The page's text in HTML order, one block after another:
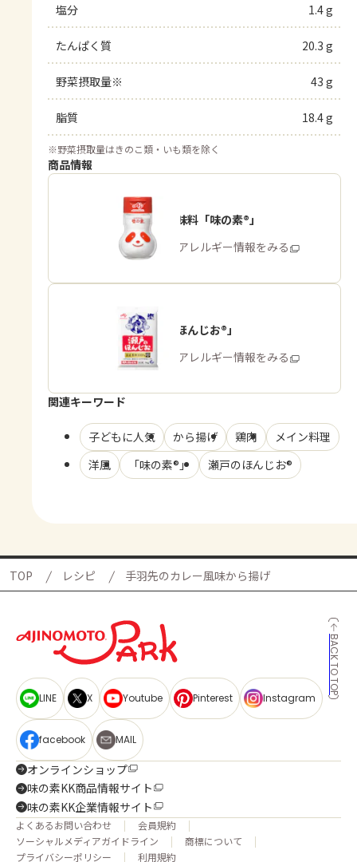
塩分 1.4 g
たんぱく質 20.3 g
野菜摂取量※ 43 g
脂質 18.4 g
※野菜摂取量はきのこ類・いも類を除く
商品情報
うま味調味料「味の素®」
商品・アレルギー情報をみる
「瀬戸のほんじお®」
商品・アレルギー情報をみる
関連キーワード
子どもに人気 から揚げ 鶏肉
メイン料理
洋風
「味の素®」 瀬戸のほんじお®
TOP レシピ 手羽先のカレー風味から揚げ
BACK TO TOP
LINE X Youtube Pinterest Instagram
facebook MAIL
オンラインショップ
味の素KK商品情報サイト
味の素KK企業情報サイト
よくあるお問い合わせ
会員規約
ソーシャルメディアガイドライン
商標について
プライバシーポリシー
利用規約